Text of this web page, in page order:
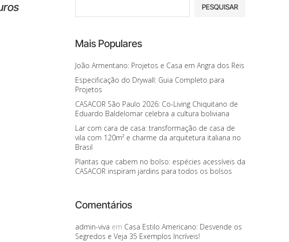
PESQUISAR
Mais Populares
João Armentano: Projetos e Casa em Angra dos Reis
Especificação do Drywall: Guia Completo para
Projetos
CASACOR São Paulo 2026: Co-Living Chiquitano de
Eduardo Baldelomar celebra a cultura boliviana
Lar com cara de casa: transformação de casa de
vila com 120m² e charme da arquitetura italiana no
Brasil
Plantas que cabem no bolso: espécies acessíveis da
CASACOR inspiram jardins para todos os bolsos
Comentários
admin-viva em Casa Estilo Americano: Desvende os
Segredos e Veja 35 Exemplos Incríveis!